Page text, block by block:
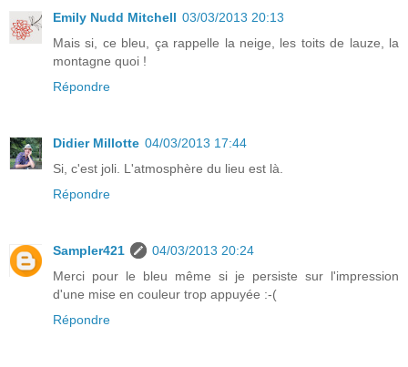
Emily Nudd Mitchell 03/03/2013 20:13
Mais si, ce bleu, ça rappelle la neige, les toits de lauze, la
montagne quoi !
Répondre
Didier Millotte 04/03/2013 17:44
Si, c'est joli. L'atmosphère du lieu est là.
Répondre
Sampler421
04/03/2013 20:24
Merci pour le bleu même si je persiste sur l'impression
d'une mise en couleur trop appuyée :-(
Répondre